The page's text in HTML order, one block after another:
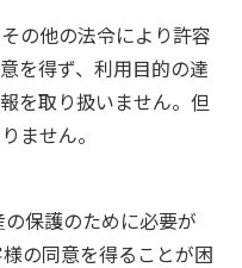
の他の法令により許容
を得ず、利用目的の達
を取り扱いません。但
ません。
の保護のために必要が
の同意を得ることが困